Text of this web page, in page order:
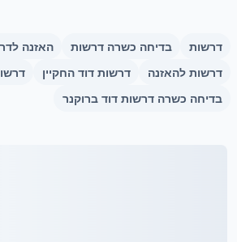
דרשות בדיחה כשרה דרשות
האזנה
דרשות להאזנה
דרשות דוד החקיין
בדיחה כשרה דרשות דוד ברוקנר